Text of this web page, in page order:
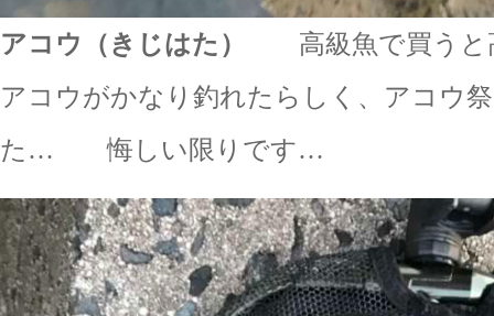
アコウ（きじはた）
高級魚で買うと
アコウがかなり釣れたらしく、アコウ
た… 悔しい限りです…